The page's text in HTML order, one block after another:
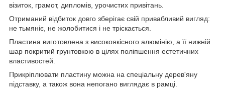
візиток, грамот, дипломів, урочистих привітань.
Отриманий відбиток довго зберігає свій привабливий вигляд:
не тьмяніє, не жолобитися і не тріскається.
Пластина виготовлена з високоякісного алюмінію, а її нижній
шар покритий грунтовкою в цілях поліпшення естетичних
властивостей.
Прикріплювати пластину можна на спеціальну дерев'яну
підставку, а також вона непогано виглядає в рамці.